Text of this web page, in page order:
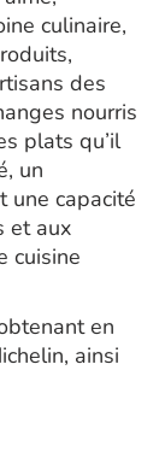
culinaire,
des
nourris
plats qu’il
un
une capacité
et aux
cuisine
en
ainsi